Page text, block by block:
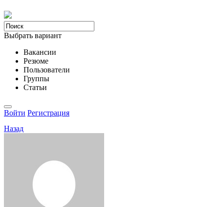
Выбрать вариант
Вакансии
Резюме
Пользователи
Группы
Статьи
Войти Регистрация
Назад